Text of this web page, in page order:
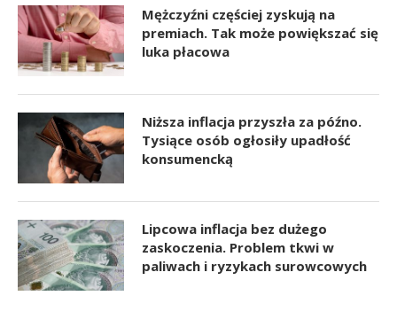
Mężczyźni częściej zyskują na
premiach. Tak może powiększać się
luka płacowa
Niższa inflacja przyszła za późno.
Tysiące osób ogłosiły upadłość
konsumencką
Lipcowa inflacja bez dużego
zaskoczenia. Problem tkwi w
paliwach i ryzykach surowcowych